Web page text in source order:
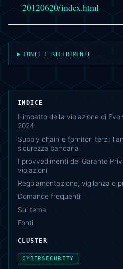
20120620/index.html
FONTI E RIFERIMENTI
INDICE
L'impatto della violazione di
2024
Supply chain e fornitori terzi:
sicurezza bancaria
I provvedimenti del Garante
violazioni
Regolamentazione, vigilanza e
Domande frequenti
Sul tema
Fonti
CLUSTER
CYBERSECURITY